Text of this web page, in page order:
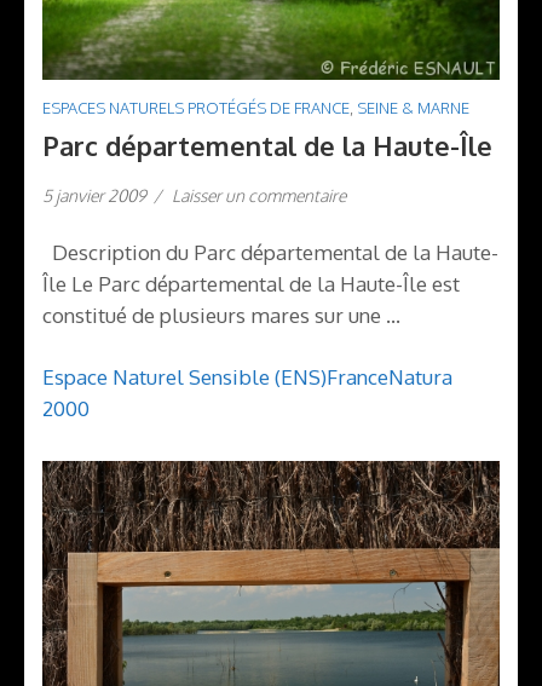
ESPACES NATURELS PROTÉGÉS DE FRANCE, SEINE & MARNE
Parc départemental de la Haute-Île
5 janvier 2009 / Laisser un commentaire
Description du Parc départemental de la Haute-
Île Le Parc départemental de la Haute-Île est
constitué de plusieurs mares sur une …
Espace Naturel Sensible (ENS)FranceNatura
2000